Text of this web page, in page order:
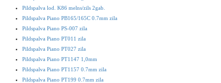
Pildspalva lod. K86 melns/zils 2gab.
Pildspalva Piano PB165/165C 0.7mm zila
Pildspalva Piano PS-007 zila
Pildspalva Piano PT011 zila
Pildspalva Piano PT027 zila
Pildspalva Piano PT1147 1,0mm
Pildspalva Piano PT1157 0.7mm zila
Pildspalva Piano PT199 0.7mm zila